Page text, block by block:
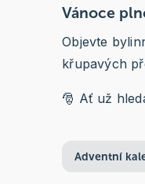
Vánoce
Objevte
křupavých
🎅 Ať už
Adventní